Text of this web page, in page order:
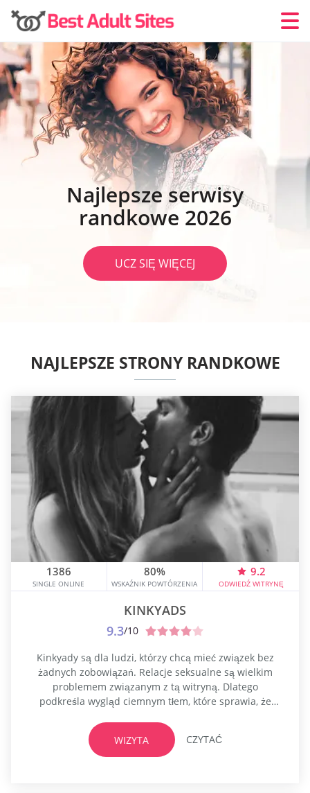
Najlepsze serwisy
randkowe 2026
UCZ SIĘ WIĘCEJ
NAJLEPSZE STRONY RANDKOWE
1386
SINGLE ONLINE
80%
WSKAŹNIK POWTÓRZENIA
9.2
ODWIEDŹ WITRYNĘ
KINKYADS
9.3/10
Kinkyady są dla ludzi, którzy chcą mieć związek bez
żadnych zobowiązań. Relacje seksualne są wielkim
problemem związanym z tą witryną. Dlatego
podkreśla wygląd ciemnym tłem, które sprawia, że
prywatność. Projekt interfejsu jest prosty i
niepowtarzalny. Jest to serwis randkowy, który
sprawia, że ludzie zaspokajają swoje potrzeby. Możesz
WIZYTA CZYTAĆ